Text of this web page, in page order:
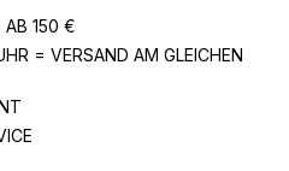
AB 150 €
= VERSAND AM GLEICHEN